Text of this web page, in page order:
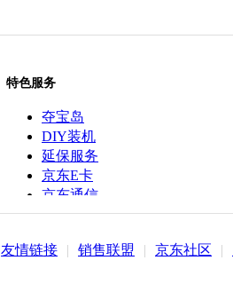
特色服务
夺宝岛
DIY装机
延保服务
京东E卡
京东通信
京鱼座智能
友情链接 | 销售联盟 | 京东社区 |